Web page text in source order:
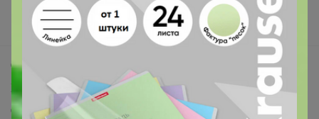
Новости
Поддержка альпак
Самое выгодное
Хиты продаж
Самое желанное